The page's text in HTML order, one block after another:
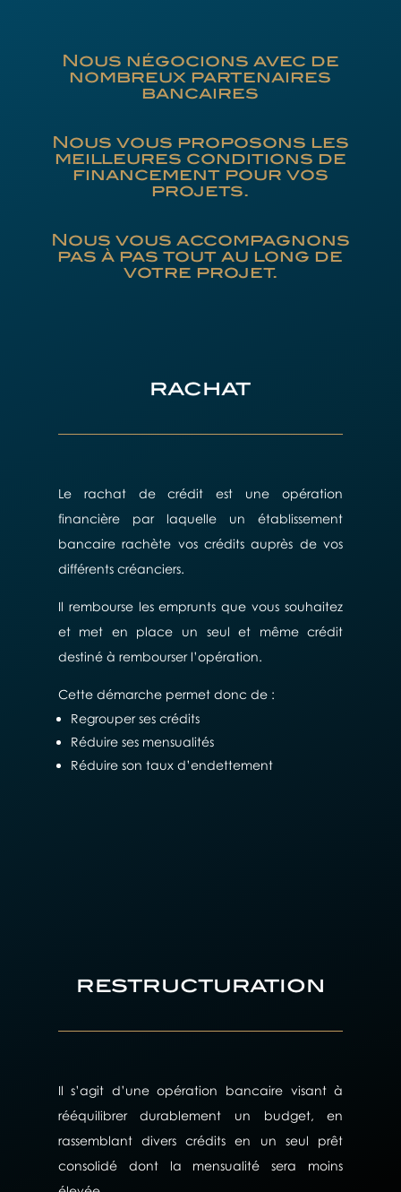
Nous négocions avec de
nombreux partenaires
bancaires
Nous vous proposons les
meilleures conditions de
financement pour vos
projets.
Nous vous accompagnons
pas à pas tout au long de
votre projet.
rachat
Le rachat de crédit est une opération
financière par laquelle un établissement
bancaire rachète vos crédits auprès de vos
différents créanciers.
Il rembourse les emprunts que vous souhaitez
et met en place un seul et même crédit
destiné à rembourser l’opération.
Cette démarche permet donc de :
Regrouper ses crédits
Réduire ses mensualités
Réduire son taux d’endettement
restructuration
Il s’agit d’une opération bancaire visant à
rééquilibrer durablement un budget, en
rassemblant divers crédits en un seul prêt
consolidé dont la mensualité sera moins